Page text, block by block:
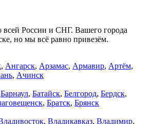
всей России и СНГ. Вашего города
но мы всё равно привезём.
, Ангарск, Арзамас, Армавир, Артём,
, Ачинск
Барнаул, Батайск, Белгород, Бердск,
, Братск, Брянск
, Владикавказ, Владимир,